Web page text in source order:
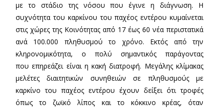
με το στάδιο της νόσου που έγινε η διάγνωση. Η
συχνότητα του καρκίνου του παχέος εντέρου κυμαίνεται
στις χώρες της Κοινότητας από 17 έως 60 νέα περιστατικά
ανά 100.000 πληθυσμού το χρόνο. Εκτός από την
κληρονομικότητα, ο πολύ σημαντικός παράγοντας
που επηρεάζει είναι η κακή διατροφή. Μεγάλης κλίμακας
μελέτες διαιτητικών συνηθειών σε πληθυσμούς με
καρκίνο του παχέος εντέρου έχουν δείξει ότι τροφές
όπως το ζωϊκό λίπος και το κόκκινο κρέας, όταν